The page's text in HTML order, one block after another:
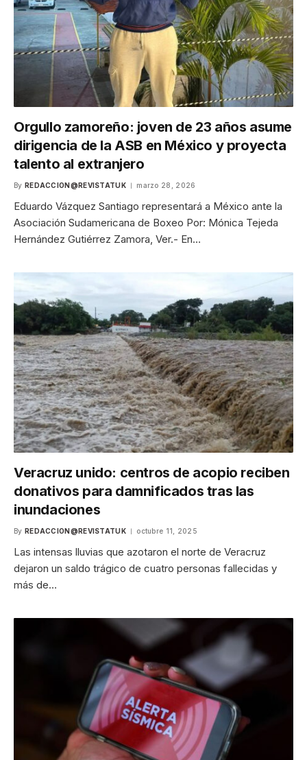
Orgullo zamoreño: joven de 23 años asume
dirigencia de la ASB en México y proyecta
talento al extranjero
By REDACCION@REVISTATUK marzo 28, 2026
Eduardo Vázquez Santiago representará a México ante la
Asociación Sudamericana de Boxeo Por: Mónica Tejeda
Hernández Gutiérrez Zamora, Ver.- En…
Veracruz unido: centros de acopio reciben
donativos para damnificados tras las
inundaciones
By REDACCION@REVISTATUK octubre 11, 2025
Las intensas lluvias que azotaron el norte de Veracruz
dejaron un saldo trágico de cuatro personas fallecidas y
más de…